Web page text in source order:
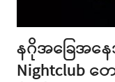
နဂိုအခြေအန
Nightclub